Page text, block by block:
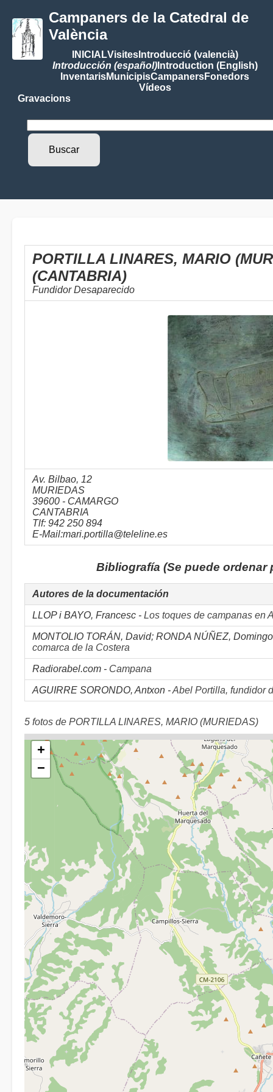
Campaners de la Catedral de
València
INICIALVisitesIntroducció (valencià)
Introducción (español)Introduction (English)
InventarisMunicipisCampanersFonedors
Vídeos
Gravacions
PORTILLA LINARES, MARIO
(CANTABRIA)
Fundidor Desaparecido
Av. Bilbao, 12
MURIEDAS
39600 - CAMARGO
CANTABRIA
Tlf: 942 250 894
E-Mail:mari.portilla@teleline.es
Bibliografía (Se puede
Autores de la documentación
LLOP i BAYO, Francesc - Los toques de campanas en
MONTOLIO TORÁN, David; RONDA NÚÑEZ,
comarca de la Costera
Radiorabel.com - Campana
AGUIRRE SORONDO, Antxon -Abel Portilla, fundidor
5 fotos de PORTILLA LINARES, MARIO (MURIEDAS)
+
−